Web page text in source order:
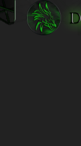
Aller
au